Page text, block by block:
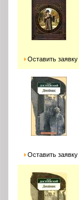
Оставить заявку
Оставить заявку